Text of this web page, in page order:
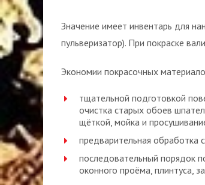
Значение имеет инвентарь для
пульверизатор). При покраске
Экономии покрасочных
тщательной подготовкой
очистка старых обоев
щёткой, мойка и
предварительная обработка
последовательный порядок
оконного проёма, плинтуса,